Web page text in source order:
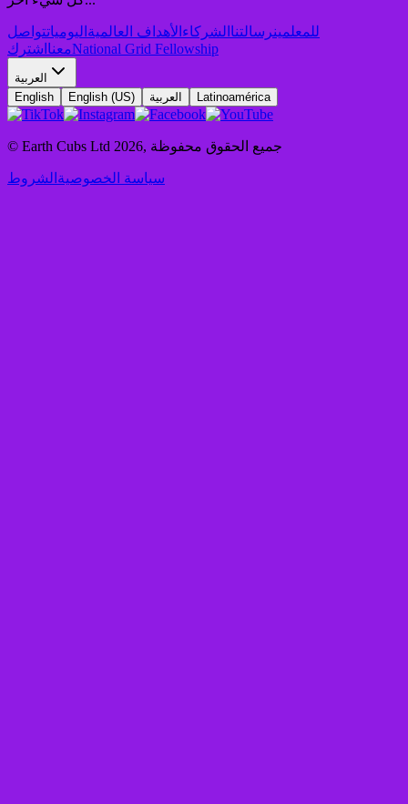
للمعلمينرسالتنا الشركاء الأهداف العالمية اليومياتتواصل
معنا اشترك National Grid Fellowship
العربية
English
English (US) العربية Latinoamérica
© Earth Cubs Ltd 2026, جميع الحقوق محفوظة
سياسة الخصوصية الشروط